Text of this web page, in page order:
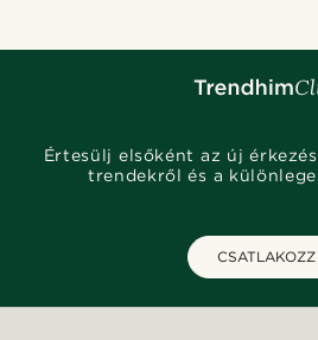
Értesülj elsőként az új
trendekről és a
CSATLAKOZZ